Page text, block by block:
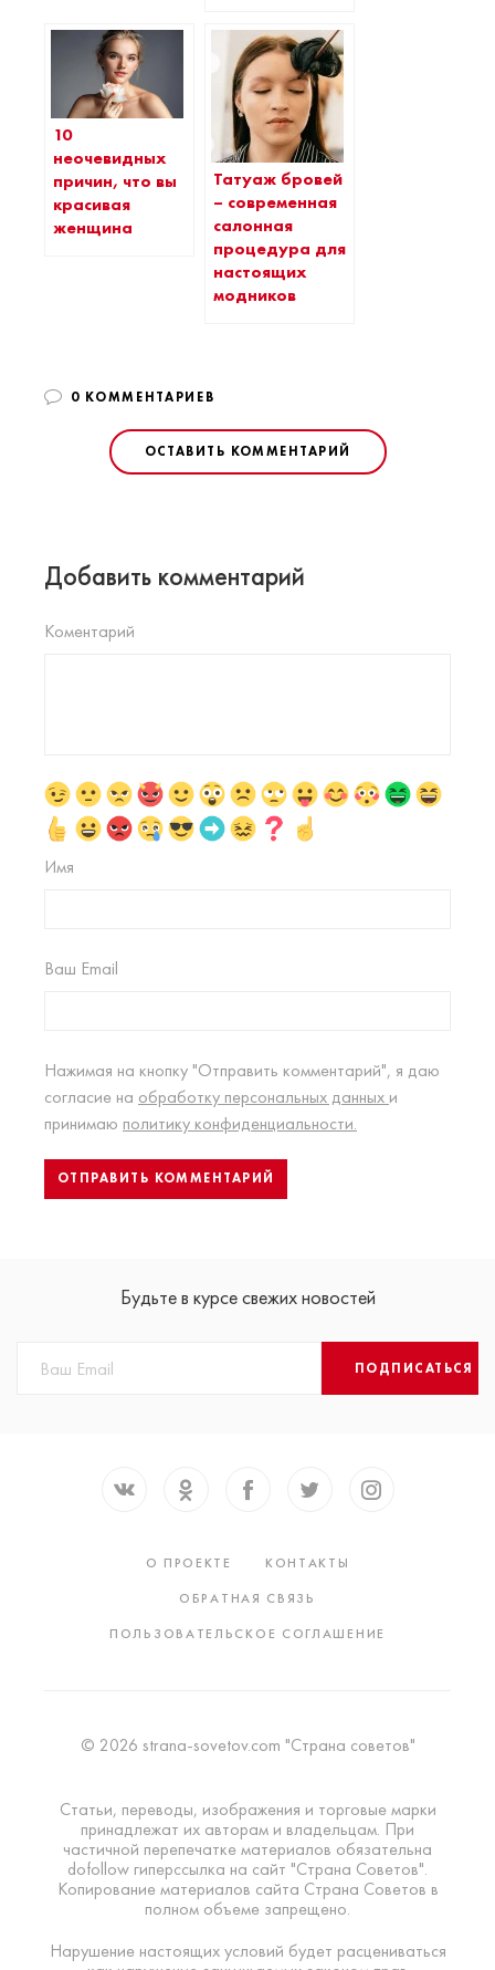
10
неочевидных
причин, что вы
красивая
женщина
Татуаж бровей
– современная
салонная
процедура для
настоящих
модников
0 КОММЕНТАРИЕВ
ОСТАВИТЬ КОММЕНТАРИЙ
Добавить комментарий
Коментарий
Имя
Ваш Email
Нажимая на кнопку "Отправить комментарий", я даю
согласие на обработку персональных данных и
принимаю политику конфиденциальности.
Будьте в курсе свежих новостей
ПОДПИСАТЬСЯ
О ПРОЕКТЕ
КОНТАКТЫ
ОБРАТНАЯ СВЯЗЬ
ПОЛЬЗОВАТЕЛЬСКОЕ СОГЛАШЕНИЕ
© 2026 strana-sovetov.com "Страна советов"
Статьи, переводы, изображения и торговые марки
принадлежат их авторам и владельцам. При
частичной перепечатке материалов обязательна
dofollow гиперссылка на сайт "Страна Советов".
Копирование материалов сайта Страна Советов в
полном объеме запрещено.
Нарушение настоящих условий будет расцениваться